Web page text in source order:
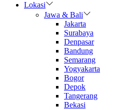
Lokasi
Jawa & Bali
Jakarta
Surabaya
Denpasar
Bandung
Semarang
Yogyakarta
Bogor
Depok
Tangerang
Bekasi